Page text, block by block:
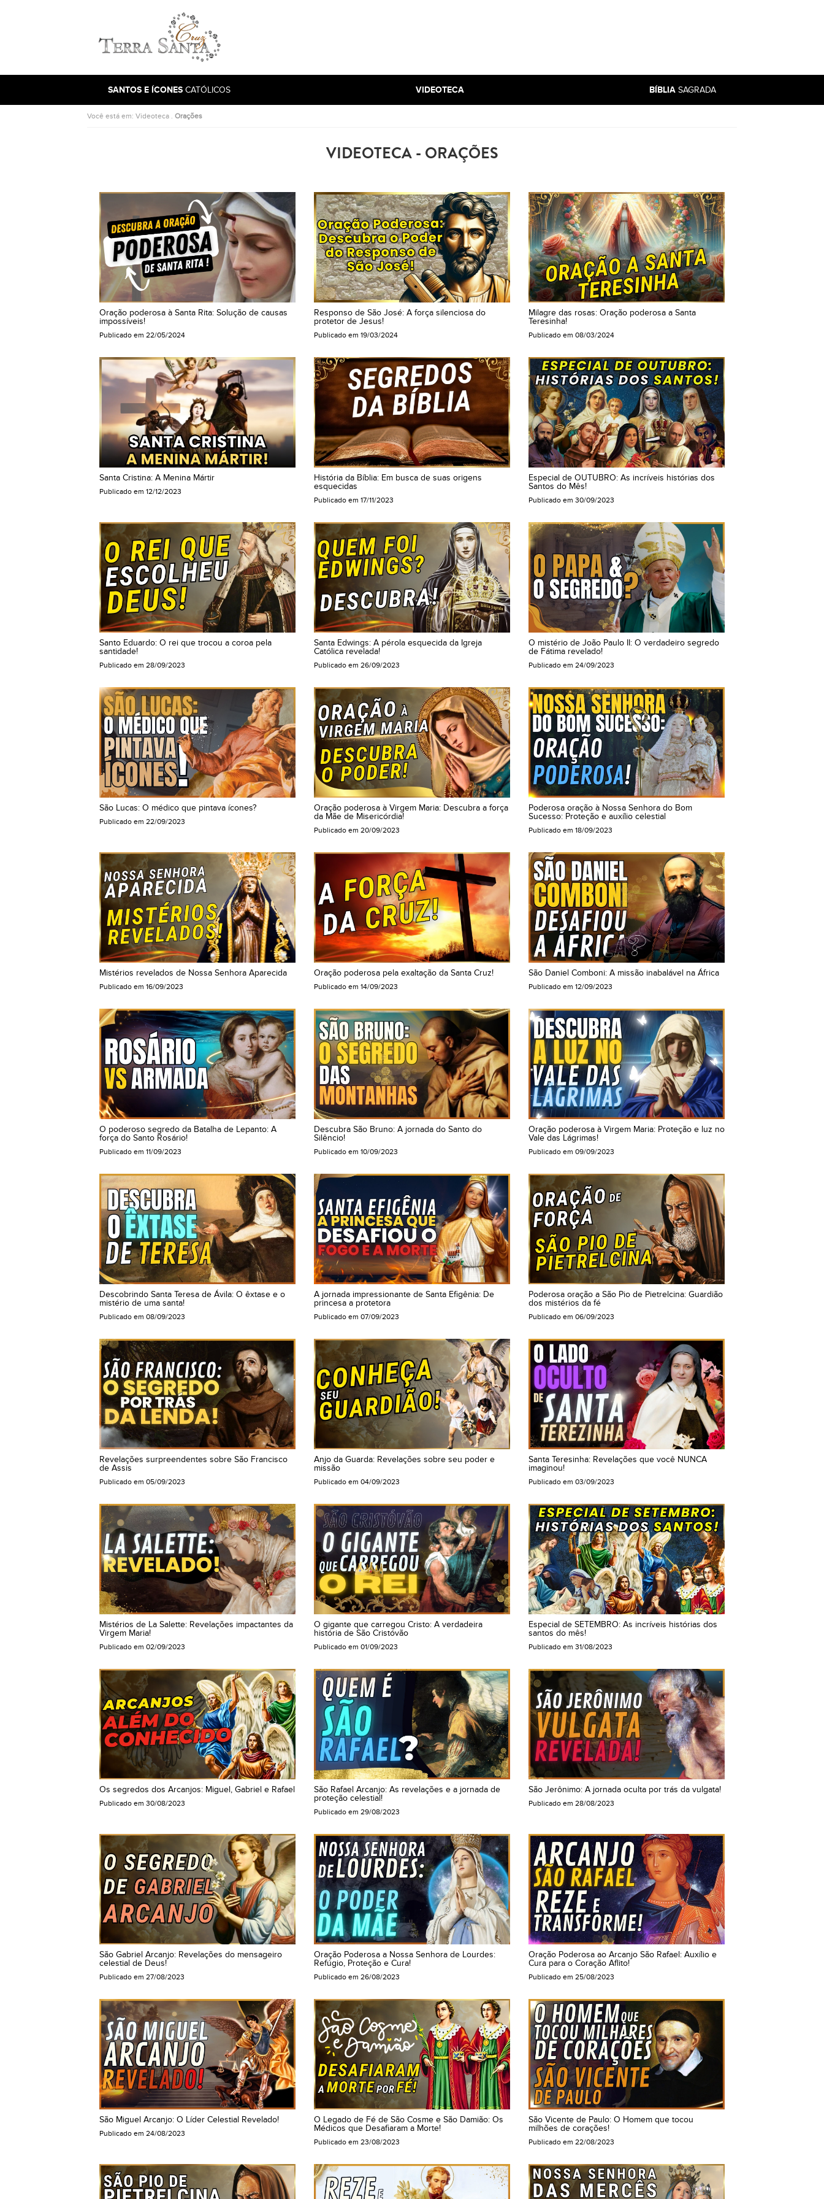
Ir para a página inicial
SANTOS E ÍCONES CATÓLICOS VIDEOTECA BÍBLIA SAGRADA
Você está em: Videoteca . Orações
VIDEOTECA - ORAÇÕES
Oração poderosa à Santa Rita: Solução de causas
impossíveis!
Publicado em 22/05/2024
Responso de São José: A força silenciosa do
protetor de Jesus!
Publicado em 19/03/2024
Milagre das rosas: Oração poderosa a Santa
Teresinha!
Publicado em 08/03/2024
Santa Cristina: A Menina Mártir
Publicado em 12/12/2023
História da Bíblia: Em busca de suas origens
esquecidas
Publicado em 17/11/2023
Especial de OUTUBRO: As incríveis histórias dos
Santos do Mês!
Publicado em 30/09/2023
Santo Eduardo: O rei que trocou a coroa pela
santidade!
Publicado em 28/09/2023
Santa Edwings: A pérola esquecida da Igreja
Católica revelada!
Publicado em 26/09/2023
O mistério de João Paulo II: O verdadeiro segredo
de Fátima revelado!
Publicado em 24/09/2023
São Lucas: O médico que pintava ícones?
Publicado em 22/09/2023
Oração poderosa à Virgem Maria: Descubra a força
da Mãe de Misericórdia!
Publicado em 20/09/2023
Poderosa oração à Nossa Senhora do Bom
Sucesso: Proteção e auxílio celestial
Publicado em 18/09/2023
Mistérios revelados de Nossa Senhora Aparecida
Publicado em 16/09/2023
Oração poderosa pela exaltação da Santa Cruz!
Publicado em 14/09/2023
São Daniel Comboni: A missão inabalável na África
Publicado em 12/09/2023
O poderoso segredo da Batalha de Lepanto: A
força do Santo Rosário!
Publicado em 11/09/2023
Descubra São Bruno: A jornada do Santo do
Silêncio!
Publicado em 10/09/2023
Oração poderosa à Virgem Maria: Proteção e luz no
Vale das Lágrimas!
Publicado em 09/09/2023
Descobrindo Santa Teresa de Ávila: O êxtase e o
mistério de uma santa!
Publicado em 08/09/2023
A jornada impressionante de Santa Efigênia: De
princesa a protetora
Publicado em 07/09/2023
Poderosa oração a São Pio de Pietrelcina: Guardião
dos mistérios da fé
Publicado em 06/09/2023
Revelações surpreendentes sobre São Francisco
de Assis
Publicado em 05/09/2023
Anjo da Guarda: Revelações sobre seu poder e
missão
Publicado em 04/09/2023
Santa Teresinha: Revelações que você NUNCA
imaginou!
Publicado em 03/09/2023
Mistérios de La Salette: Revelações impactantes da
Virgem Maria!
Publicado em 02/09/2023
O gigante que carregou Cristo: A verdadeira
história de São Cristóvão
Publicado em 01/09/2023
Especial de SETEMBRO: As incríveis histórias dos
santos do mês!
Publicado em 31/08/2023
Os segredos dos Arcanjos: Miguel, Gabriel e Rafael
Publicado em 30/08/2023
São Rafael Arcanjo: As revelações e a jornada de
proteção celestial!
Publicado em 29/08/2023
São Jerônimo: A jornada oculta por trás da vulgata!
Publicado em 28/08/2023
São Gabriel Arcanjo: Revelações do mensageiro
celestial de Deus!
Publicado em 27/08/2023
Oração Poderosa a Nossa Senhora de Lourdes:
Refúgio, Proteção e Cura!
Publicado em 26/08/2023
Oração Poderosa ao Arcanjo São Rafael: Auxílio e
Cura para o Coração Aflito!
Publicado em 25/08/2023
São Miguel Arcanjo: O Líder Celestial Revelado!
Publicado em 24/08/2023
O Legado de Fé de São Cosme e São Damião: Os
Médicos que Desafiaram a Morte!
Publicado em 23/08/2023
São Vicente de Paulo: O Homem que tocou
milhões de corações!
Publicado em 22/08/2023